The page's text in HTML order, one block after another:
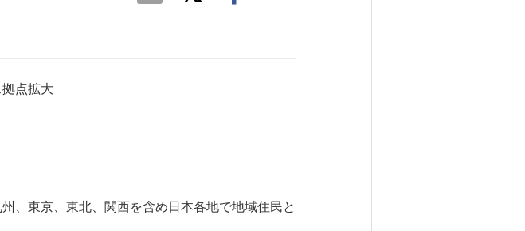
点拡大
、東京、東北、関西を含め日本各地で地域住民と